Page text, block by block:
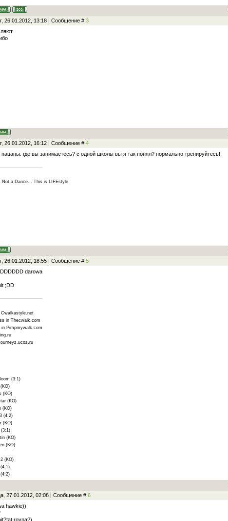
26.01.2012, 13:18 | Сообщение # 3
26.01.2012, 16:12 | Сообщение # 4
пацаны. где вы занимаетесь? с одной школы вы я так понял? нормально тренируйтесь!
Not a Dance... This is LIFEstyle
26.01.2012, 18:55 | Сообщение # 5
darowa
;DD
Cwalkastyle.net
in Thecwalk.com
Pimpmywalk.com
(3:1)
(KO)
(KO)
(KO)
(4:2)
(KO)
(KO)
(KO)
(KO)
27.01.2012, 02:08 | Сообщение # 6
hawkie))
rovna?)